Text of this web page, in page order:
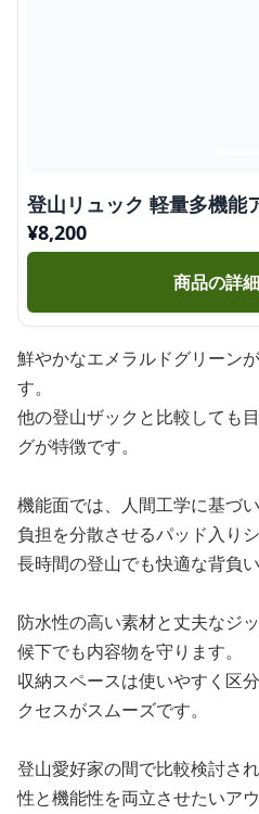
登山リュック 軽量多機能
¥8,200
商品の詳
鮮やかなエメラルドグリーン
す。
他の登山ザックと比較しても
グが特徴です。
機能面では、人間工学に基づ
負担を分散させるパッド入り
長時間の登山でも快適な背負
防水性の高い素材と丈夫なジ
候下でも内容物を守ります。
収納スペースは使いやすく区
クセスがスムーズです。
登山愛好家の間で比較検討さ
性と機能性を両立させたいア